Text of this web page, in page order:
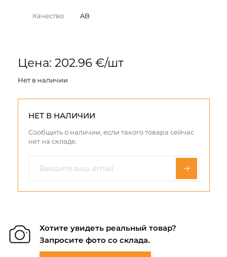
Качество AB
Цена: 202.96 €/шт
Нет в наличии
НЕТ В НАЛИЧИИ
Сообщить о наличии, если такого товара сейчас
нет на складе.
Хотите увидеть реальный товар?
Запросите фото со склада.